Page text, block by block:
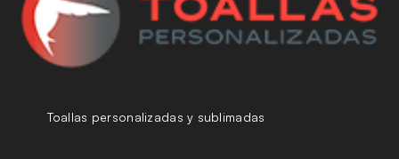
Toallas personalizadas y sublimadas